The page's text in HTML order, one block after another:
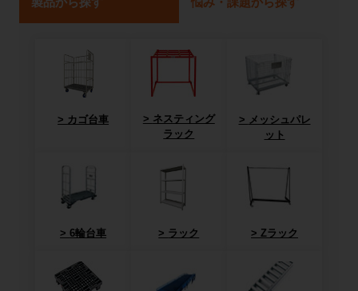
カゴ台車
ネスティング
ラック
メッシュパレ
ット
6輪台車 ラック Zラック